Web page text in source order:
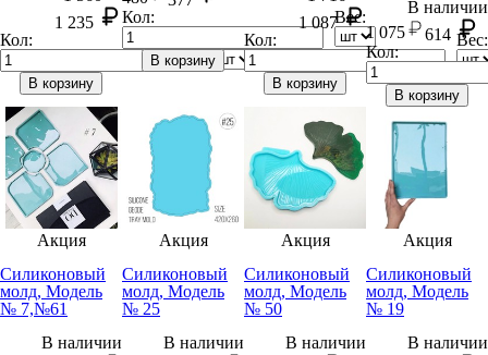
1 235
Кол:
В корзину
Кол:
Вес:
В корзину
1 087
Кол:
Вес:
В корзину
В наличии
1 075
614
Кол:
В корзину
Акция
Силиконовый
молд, Модель
№ 7,№61
В наличии
Акция
Силиконовый
молд, Модель
№ 25
В наличии
Акция
Силиконовый
молд, Модель
№ 50
В наличии
Акция
Силиконовый
молд, Модель
№ 19
В наличии